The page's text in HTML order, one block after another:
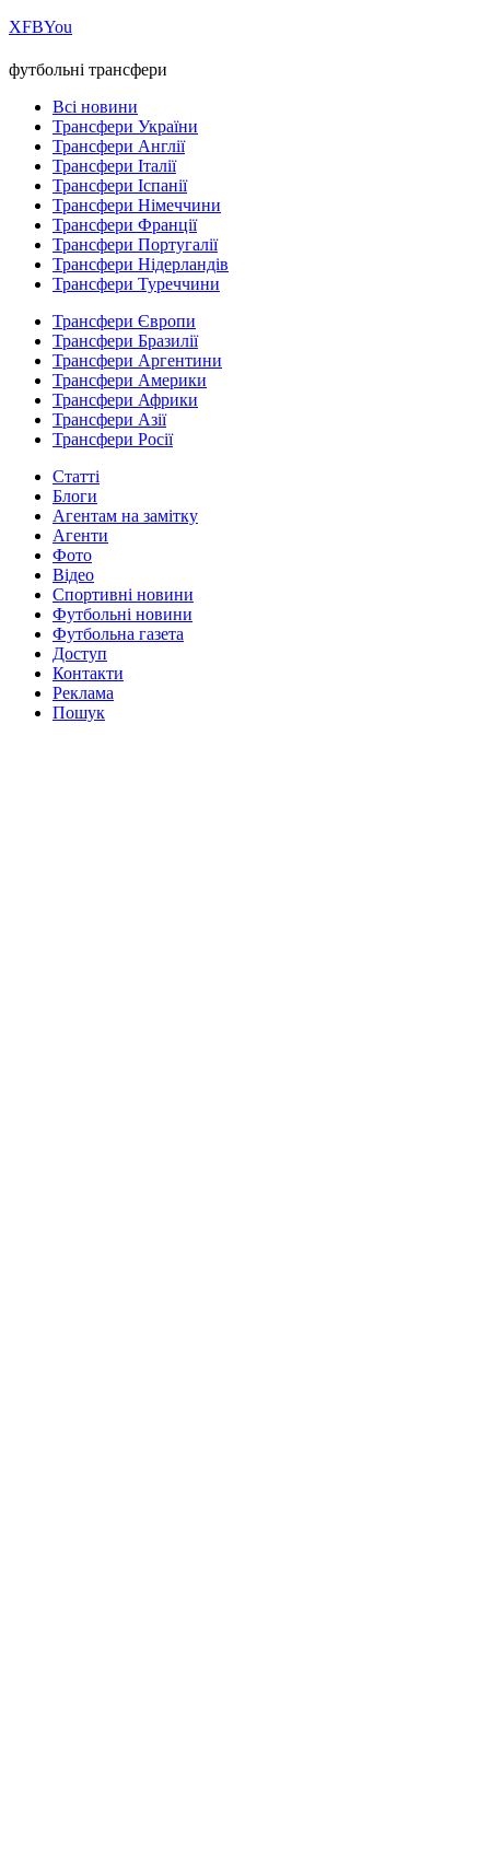
ХFBYou
футбольні трансфери
Всі новини
Трансфери України
Трансфери Англії
Трансфери Італії
Трансфери Іспанії
Трансфери Німеччини
Трансфери Франції
Трансфери Португалії
Трансфери Нідерландів
Трансфери Туреччини
Трансфери Європи
Трансфери Бразилії
Трансфери Аргентини
Трансфери Америки
Трансфери Африки
Трансфери Азії
Трансфери Росії
Статті
Блоги
Агентам на замітку
Агенти
Фото
Відео
Спортивні новини
Футбольні новини
Футбольна газета
Доступ
Контакти
Реклама
Пошук